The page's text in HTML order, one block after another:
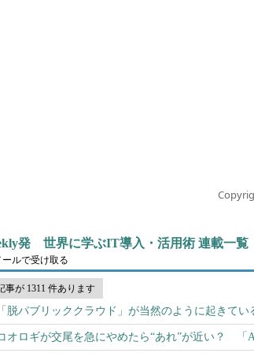
発 世界に学ぶIT導入・活用術 連載一覧
ルで受け取る
事が 1311 件あります
「脱パブリッククラウド」が当然のように起きてい
オロギが交尾を急にやめたら“あれ”が近い？ 「